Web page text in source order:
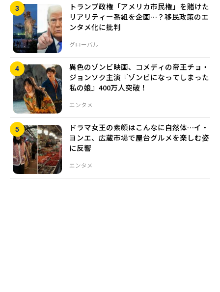
グローバル
トランプ政権「アメリカ市民権」を賭けた
リアリティー番組を企画…？移民政策のエ
ンタメ化に批判
エンタメ
異色のゾンビ映画、コメディの帝王チョ・
ジョンソク主演『ゾンビになってしまった
私の娘』400万人突破！
エンタメ
ドラマ女王の素顔はこんなに自然体…イ・
ヨンエ、広蔵市場で屋台グルメを楽しむ姿
に反響